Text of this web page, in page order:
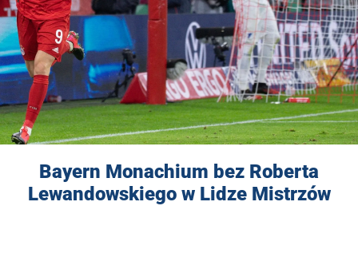
Bayern Monachium bez Roberta
Lewandowskiego w Lidze Mistrzów